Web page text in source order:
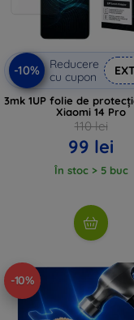
-10%
Reducere
cu cupon
3mk 1UP folie de
Xiaomi 14 Pro
110 lei
99 lei
În stoc > 5 buc
-10%